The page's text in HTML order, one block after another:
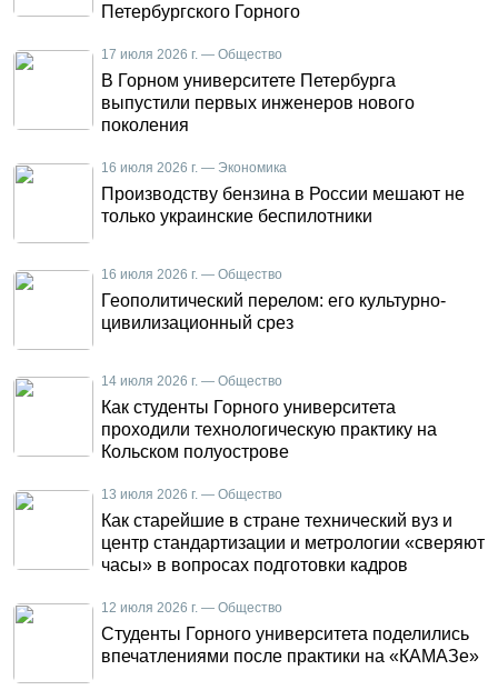
Петербургского Горного
17 июля 2026 г. — Общество
В Горном университете Петербурга
выпустили первых инженеров нового
поколения
16 июля 2026 г. — Экономика
Производству бензина в России мешают не
только украинские беспилотники
16 июля 2026 г. — Общество
Геополитический перелом: его культурно-
цивилизационный срез
14 июля 2026 г. — Общество
Как студенты Горного университета
проходили технологическую практику на
Кольском полуострове
13 июля 2026 г. — Общество
Как старейшие в стране технический вуз и
центр стандартизации и метрологии «сверяют
часы» в вопросах подготовки кадров
12 июля 2026 г. — Общество
Студенты Горного университета поделились
впечатлениями после практики на «КАМАЗе»